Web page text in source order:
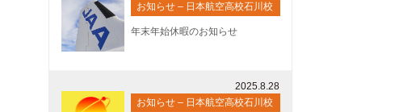
お知らせ – 日本航空高校石川校
年末年始休暇のお知らせ
2025.8.28
お知らせ – 日本航空高校石川校